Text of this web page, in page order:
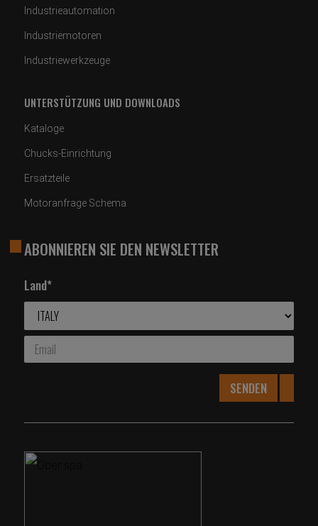
Industrieautomation
Industriemotoren
Industriewerkzeuge
UNTERSTÜTZUNG UND DOWNLOADS
Kataloge
Chucks-Einrichtung
Ersatzteile
Motoranfrage Schema
ABONNIEREN SIE DEN NEWSLETTER
Land*
SENDEN